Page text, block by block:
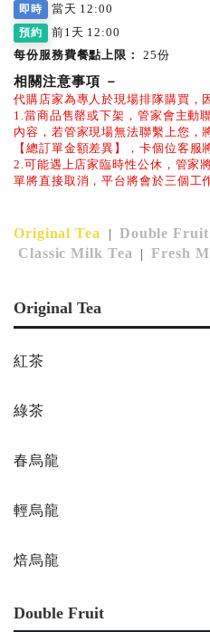
即時 當天 12:00
預約
前1天 12:00
每份服務費餐點上限： 25份
相關注意事項 －
代購店家為專人於現場排隊購買，
1.當商品售罄或下架，管家會主動
內容，若管家現場無法聯繫上您，
【總訂單金額差異】，卡個位客服
2.可能遇上店家臨時性公休，管家
單將直接取消，平台將會於三個工
Original Tea Double Fruit
Classic Milk Tea Fresh
Original Tea
紅茶
綠茶
春烏龍
輕烏龍
焙烏龍
Double Fruit